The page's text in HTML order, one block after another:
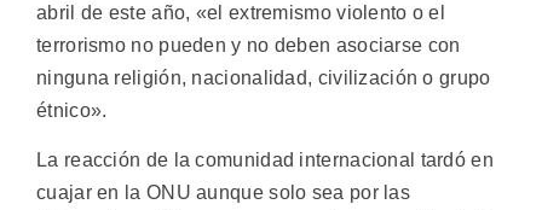
abril de este año, «el extremismo violento o el
terrorismo no pueden y no deben asociarse con
ninguna religión, nacionalidad, civilización o grupo
étnico».
La reacción de la comunidad internacional tardó en
cuajar en la ONU aunque solo sea por las